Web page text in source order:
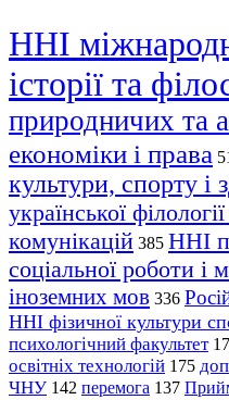
ННІ
історії та
природничих та
економіки і права
культури, спорту і
української
комунікацій 385 ННІ
соціальної роботи і
іноземних мов 336
ННІ фізичної культури
психологічний факультет
освітніх технологій 175
ЧНУ 142 перемога 137